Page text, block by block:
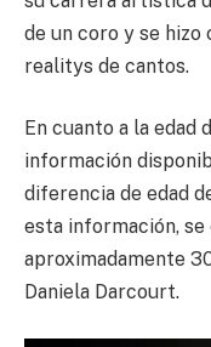
de un coro y se
realitys de cantos.
En cuanto a la edad
información
diferencia de edad
esta información,
aproximadamente
Daniela Darcourt.